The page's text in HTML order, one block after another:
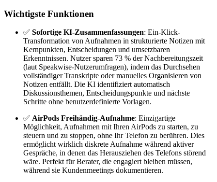
Wichtigste Funktionen
✅ Sofortige KI-Zusammenfassungen: Ein-Klick-
Transformation von Aufnahmen in strukturierte Notizen mit
Kernpunkten, Entscheidungen und umsetzbaren
Erkenntnissen. Nutzer sparen 73 % der Nachbereitungszeit
(laut Speakwise-Nutzerumfragen), indem das Durchsehen
vollständiger Transkripte oder manuelles Organisieren von
Notizen entfällt. Die KI identifiziert automatisch
Diskussionsthemen, Entscheidungspunkte und nächste
Schritte ohne benutzerdefinierte Vorlagen.
✅ AirPods Freihändig-Aufnahme: Einzigartige
Möglichkeit, Aufnahmen mit Ihren AirPods zu starten, zu
steuern und zu stoppen, ohne Ihr Telefon zu berühren. Dies
ermöglicht wirklich diskrete Aufnahme während aktiver
Gespräche, in denen das Herausziehen des Telefons störend
wäre. Perfekt für Berater, die engagiert bleiben müssen,
während sie Kundenmeetings dokumentieren.